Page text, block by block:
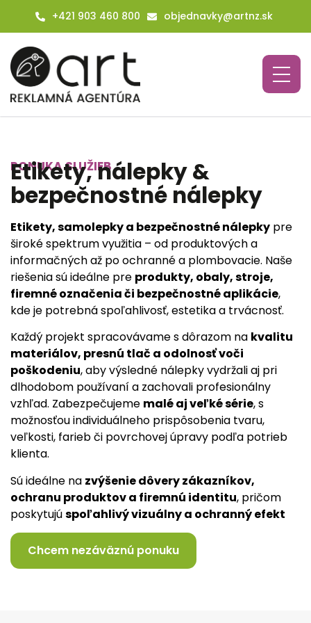
+421 903 460 800 objednavky@artnz.sk
PONUKA SLUŽIEB
Etikety, nálepky &
bezpečnostné nálepky
Etikety, samolepky a bezpečnostné nálepky pre
široké spektrum využitia – od produktových a
informačných až po ochranné a plombovacie. Naše
riešenia sú ideálne pre produkty, obaly, stroje,
firemné označenia či bezpečnostné aplikácie,
kde je potrebná spoľahlivosť, estetika a trvácnosť.
Každý projekt spracovávame s dôrazom na kvalitu
materiálov, presnú tlač a odolnosť voči
poškodeniu, aby výsledné nálepky vydržali aj pri
dlhodobom používaní a zachovali profesionálny
vzhľad. Zabezpečujeme malé aj veľké série, s
možnosťou individuálneho prispôsobenia tvaru,
veľkosti, farieb či povrchovej úpravy podľa potrieb
klienta.
Sú ideálne na zvýšenie dôvery zákazníkov,
ochranu produktov a firemnú identitu, pričom
poskytujúspoľahlivý vizuálny a ochranný efekt
Chcem nezáväznú ponuku